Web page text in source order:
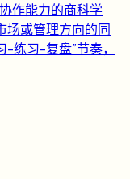
作能力的商科学
场或管理方向的同
练习-复盘”节奏，